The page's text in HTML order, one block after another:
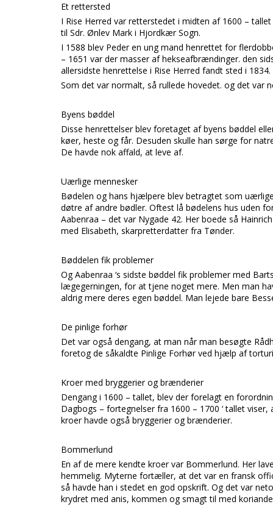
Et rettersted
I Rise Herred var retterstedet i midten af 1600 –
til Sdr. Ønlev Mark i Hjordkær Sogn.
I 1588 blev Peder en ung mand henrettet for
– 1651 var der masser af hekseafbrændinger. den
allersidste henrettelse i Rise Herred fandt sted i
Som det var normalt, så rullede hovedet. og det
Byens bøddel
Disse henrettelser blev foretaget af byens bøddel
køer, heste og får. Desuden skulle han sørge for
De havde nok affald, at leve af.
Uærlige mennesker
Bødelen og hans hjælpere blev betragtet som
døtre af andre bødler. Oftest lå bødelens hus uden
Aabenraa – det var Nygade 42. Her boede så
med Elisabeth, skarpretterdatter fra Tønder.
Bøddelen fik problemer
Og Aabenraa ‘s sidste bøddel fik problemer med
lægegerningen, for at tjene noget mere. Men man
aldrig mere deres egen bøddel. Man lejede bare
De pinlige forhør
Det var også dengang, at man når man besøgte
foretog de såkaldte Pinlige Forhør ved hjælp af
Kroer med bryggerier og brænderier
Dengang i 1600 – tallet, blev der forelagt en
Dagbogs – fortegnelser fra 1600 – 1700 ‘ tallet
kroer havde også bryggerier og brænderier.
Bommerlund
En af de mere kendte kroer var Bommerlund. Her
hemmelig. Myterne fortæller, at det var en fransk
så havde han i stedet en god opskrift. Og det var
krydret med anis, kommen og smagt til med